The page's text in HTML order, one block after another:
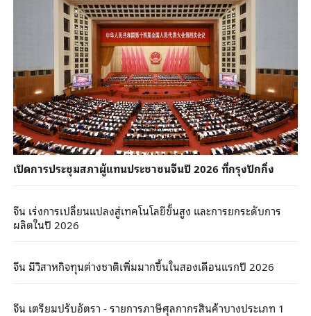
เปิดการประชุมสภาผู้แทนประชาชนจีนปี 2026 ที่กรุงปักกิ่ง
จีน เร่งการเปลี่ยนแปลงสู่เทคโนโลยีขั้นสูง และการยกระดับการ
ผลิตในปี 2026
จีน มีวิสาหกิจทุนต่างชาติเพิ่มมากขึ้นในสองเดือนแรกปี 2026
จีน เตรียมปรับอัตรา - รายการภาษีศุลกากรสินค้าบางประเภท 1